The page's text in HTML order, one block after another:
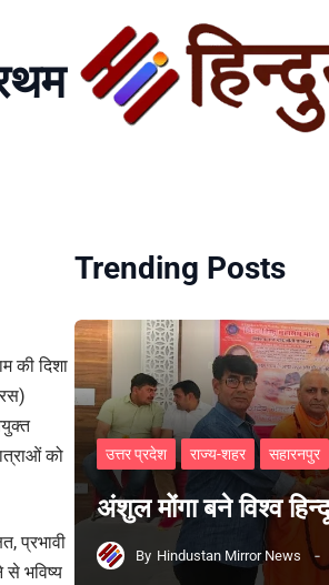
की दिशा
को
प्रभावी
से भविष्य
Trending Posts
उत्तर प्रदेश राज्य-शहर सहारनपुर
अंशुल मोंगा बने विश्व
By Hindustan Mirror News